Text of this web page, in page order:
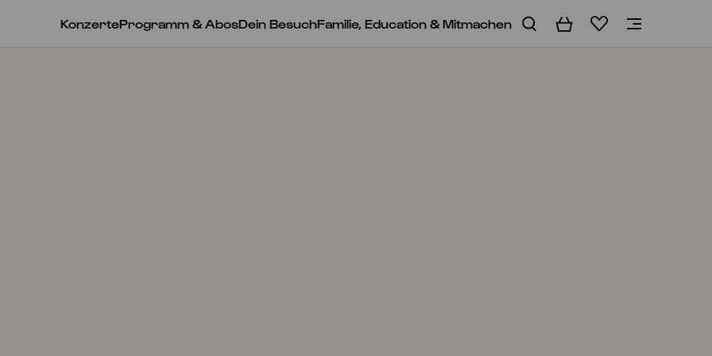
KonzerteProgramm & AbosDein BesuchFamilie, Education & Mitmachen WarenkorbMerkliste